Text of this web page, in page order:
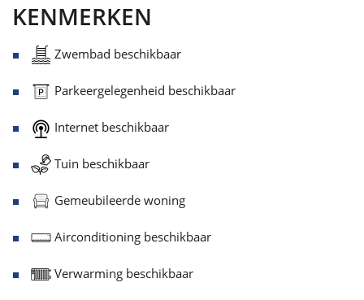
KENMERKEN
Zwembad beschikbaar
Parkeergelegenheid beschikbaar
Internet beschikbaar
Tuin beschikbaar
Gemeubileerde woning
Airconditioning beschikbaar
Verwarming beschikbaar